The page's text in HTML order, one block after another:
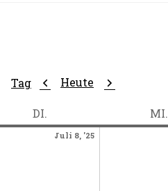
Tag Zurück
Heute Weiter
DI. MI.
Juli 8, '25Juli